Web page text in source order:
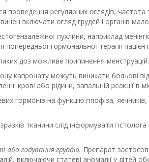
проведення регулярних оглядів,
включати огляд грудей і органів
пухлини, наприклад
попередньої гормональної терапії
доз можливе припинення менструацій.
капронату можуть виникати больові
крові або рідини, запальній реакції в
гормонів на функцію гіпофіза,
тканини слід інформувати
або годування груддю. Препарат
включаючи статеві аномалії у дітей